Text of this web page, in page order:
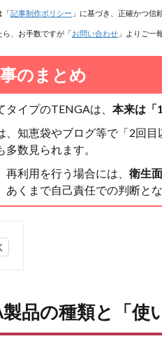
「記事制作ポリシー 」に基づき、正確かつ信
、お手数ですが「お問い合わせ 」よりご一
のまとめ
タイプのTENGAは、 本来は「
、知恵袋やブログ等で「2回
多数見られます。
再利用を行う場合には、 衛生
あくまで自己責任での判断とな
品の種類と「使